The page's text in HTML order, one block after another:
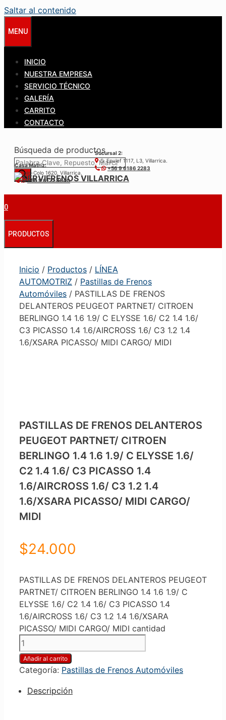
Saltar al contenido
MENU
INICIO
NUESTRA EMPRESA
SERVICIO TÉCNICO
GALERÍA
CARRITO
CONTACTO
Búsqueda de productos
Casa Matríz:
Colo-Colo 1620, Villarrica.
+56 9 6122 3840
Sucursal 2:
S. Epulef 1117, L3, Villarrica.
+56 9 6186 2283
0
PRODUCTOS
Inicio / Productos / LÍNEA
AUTOMOTRIZ / Pastillas de Frenos
Automóviles / PASTILLAS DE FRENOS
DELANTEROS PEUGEOT PARTNET/ CITROEN
BERLINGO 1.4 1.6 1.9/ C ELYSSE 1.6/ C2 1.4 1.6/
C3 PICASSO 1.4 1.6/AIRCROSS 1.6/ C3 1.2 1.4
1.6/XSARA PICASSO/ MIDI CARGO/ MIDI
PASTILLAS DE FRENOS DELANTEROS
PEUGEOT PARTNET/ CITROEN
BERLINGO 1.4 1.6 1.9/ C ELYSSE 1.6/
C2 1.4 1.6/ C3 PICASSO 1.4
1.6/AIRCROSS 1.6/ C3 1.2 1.4
1.6/XSARA PICASSO/ MIDI CARGO/
MIDI
$24.000
PASTILLAS DE FRENOS DELANTEROS PEUGEOT
PARTNET/ CITROEN BERLINGO 1.4 1.6 1.9/ C
ELYSSE 1.6/ C2 1.4 1.6/ C3 PICASSO 1.4
1.6/AIRCROSS 1.6/ C3 1.2 1.4 1.6/XSARA
PICASSO/ MIDI CARGO/ MIDI cantidad
Añadir al carrito
Categoría: Pastillas de Frenos Automóviles
Descripción